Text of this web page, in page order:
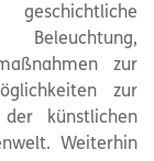
zur
zur
der künstlichen
Weiterhin